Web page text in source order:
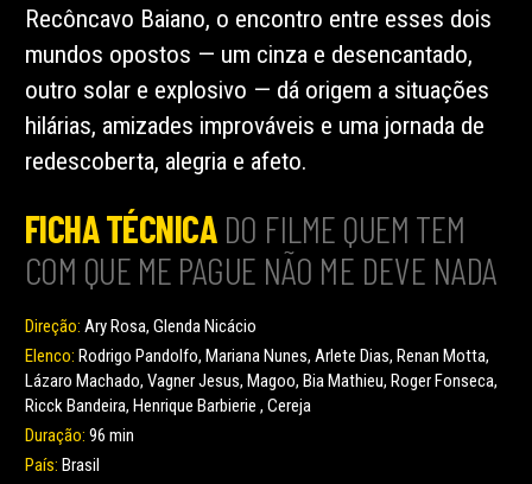
Recôncavo Baiano, o encontro entre esses dois
mundos opostos — um cinza e desencantado,
outro solar e explosivo — dá origem a situações
hilárias, amizades improváveis e uma jornada de
redescoberta, alegria e afeto.
FICHA TÉCNICA DO FILME QUEM TEM
COM QUE ME PAGUE NÃO ME DEVE NADA
Direção: Ary Rosa, Glenda Nicácio
Elenco: Rodrigo Pandolfo, Mariana Nunes, Arlete Dias, Renan Motta,
Lázaro Machado, Vagner Jesus, Magoo, Bia Mathieu, Roger Fonseca,
Ricck Bandeira, Henrique Barbierie , Cereja
Duração: 96 min
País: Brasil